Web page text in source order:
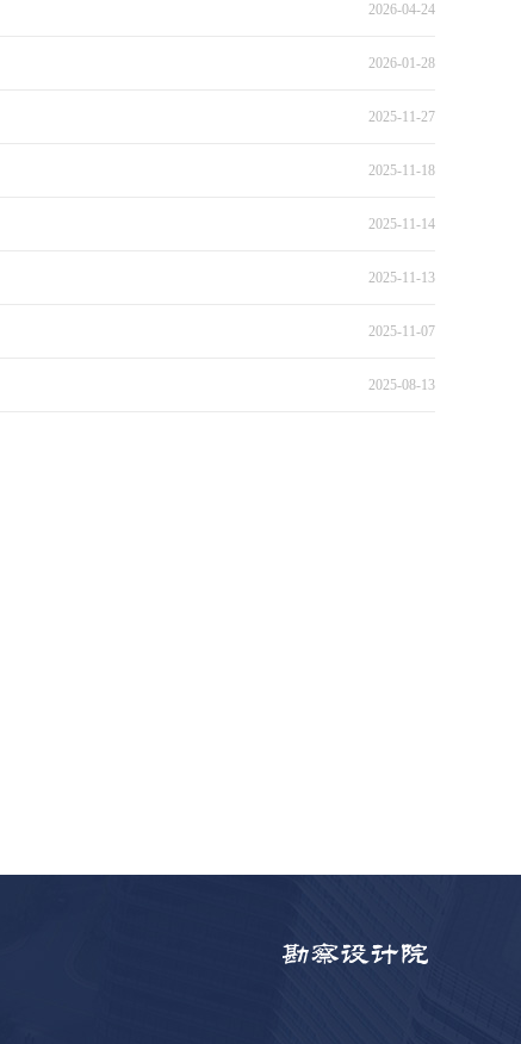
2026-04-24
2026-01-28
2025-11-27
2025-11-18
2025-11-14
2025-11-13
2025-11-07
2025-08-13